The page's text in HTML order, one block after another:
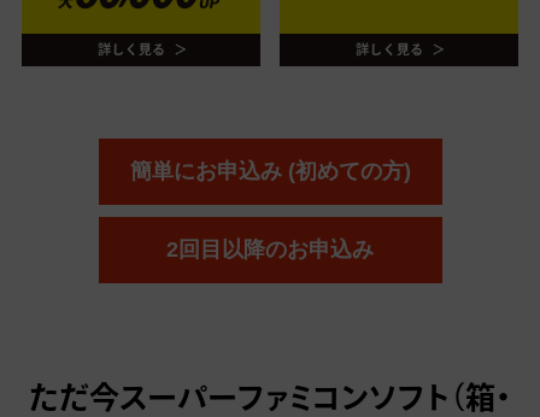
簡単にお申込み (初めての方)
2回目以降のお申込み
ただ今スーパーファミコンソフト（箱・